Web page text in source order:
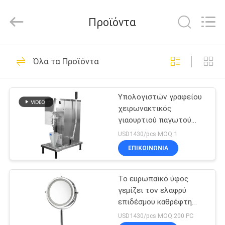
ΣΠΊΤΙ
ΠΡΟΪΌΝΤΑ
ΒΊΝΤΕΟ
ΠΕΡΊΠΟΥ
ΕΜΕΊΣ
ΕΡΓΟΣΤΑΣΊΩΝ
equipments
limited.
Reserved.
Εμπορικοί
εξοπλισμοί
κουζινών
143
Δυτικός
εξοπλισμός
79
Προϊόντα
Όλα τα Προϊόντα
Υπολογιστών γραφείου
χειρωνακτικός
γιαουρτιού παγωτού
κουνημάτων ημι
αυτόματος μίξης
μηχανών εμπορικός
USD1430/pcs MOQ:1
ΕΠΙΚΟΙΝΩΝΊΑ
Το ευρωπαϊκό ύφος
γεμίζει τον ελαφρύ
επιδέσμου καθρέφτη
ματαιοδοξίας μετάλλων
USD1430/pcs MOQ:200 PC